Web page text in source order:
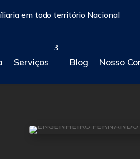
em todo território Nacional
Serviços Blog Nosso